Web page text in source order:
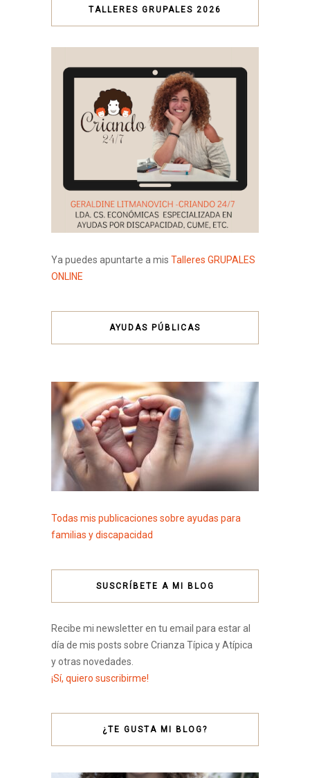
TALLERES GRUPALES 2026
Ya puedes apuntarte a mis Talleres GRUPALES
ONLINE
AYUDAS PÚBLICAS
Todas mis publicaciones sobre ayudas para
familias y discapacidad
SUSCRÍBETE A MI BLOG
Recibe mi newsletter en tu email para estar al
día de mis posts sobre Crianza Típica y Atípica
y otras novedades.
¡Sí, quiero suscribirme!
¿TE GUSTA MI BLOG?